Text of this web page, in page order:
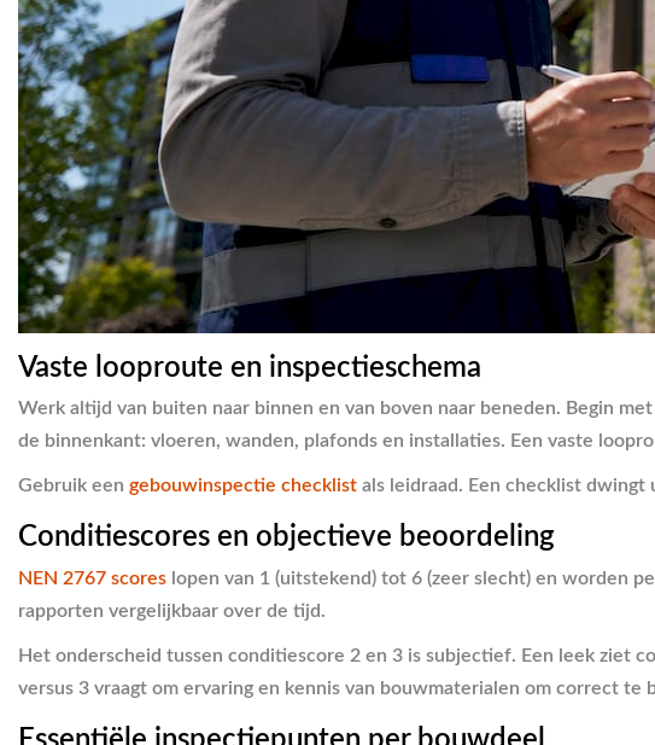
Vaste looproute en inspectieschema
Werk altijd van buiten naar binnen en van boven naar beneden. Begin
de binnenkant: vloeren, wanden, plafonds en installaties. Een vaste
Gebruik een gebouwinspectie checklist als leidraad. Een checklist
Conditiescores en objectieve beoordeling
NEN 2767 scores lopen van 1 (uitstekend) tot 6 (zeer slecht) en worden
rapporten vergelijkbaar over de tijd.
Het onderscheid tussen conditiescore 2 en 3 is subjectief. Een leek ziet
versus 3 vraagt om ervaring en kennis van bouwmaterialen om correct te